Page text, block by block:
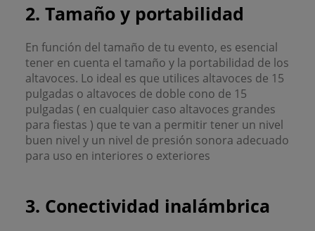
2. Tamaño y portabilidad
En función del tamaño de tu evento, es esencial
tener en cuenta el tamaño y la portabilidad de los
altavoces. Lo ideal es que utilices altavoces de 15
pulgadas o altavoces de doble cono de 15
pulgadas ( en cualquier caso altavoces grandes
para fiestas ) que te van a permitir tener un nivel
buen nivel y un nivel de presión sonora adecuado
para uso en interiores o exteriores
3. Conectividad inalámbrica